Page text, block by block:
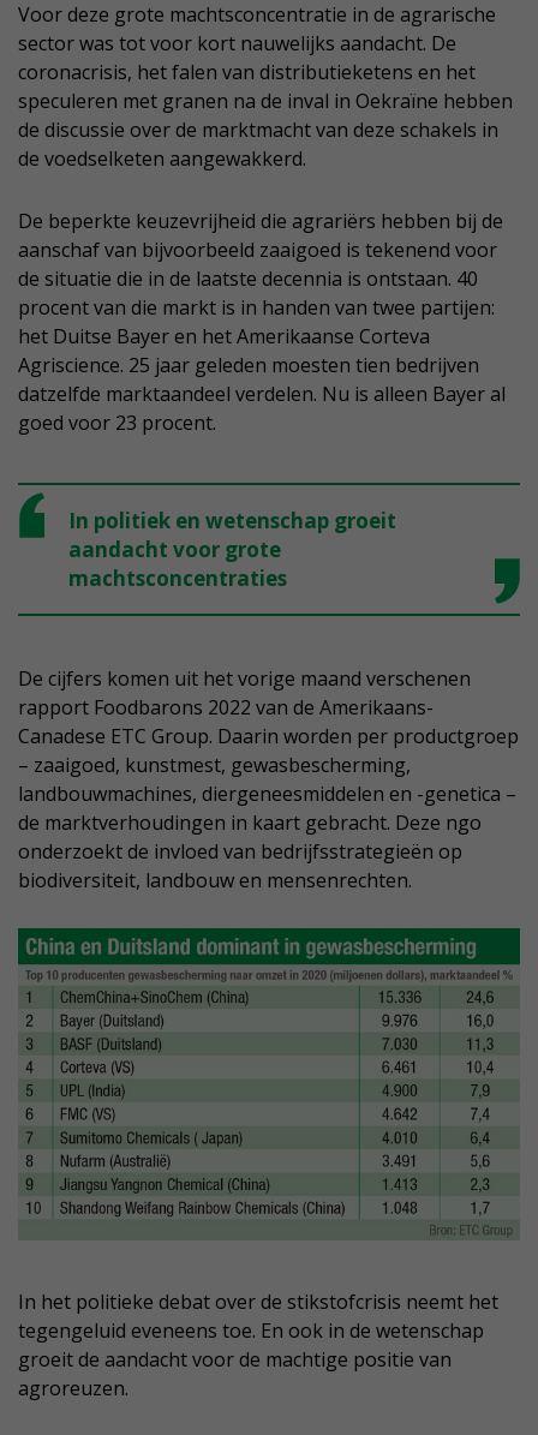
Voor deze grote machtsconcentratie in de agrarische
sector was tot voor kort nauwelijks aandacht. De
coronacrisis, het falen van distributieketens en het
speculeren met granen na de inval in Oekraïne hebben
de discussie over de marktmacht van deze schakels in
de voedselketen aangewakkerd.
De beperkte keuzevrijheid die agrariërs hebben bij de
aanschaf van bijvoorbeeld zaaigoed is tekenend voor
de situatie die in de laatste decennia is ontstaan. 40
procent van die markt is in handen van twee partijen:
het Duitse Bayer en het Amerikaanse Corteva
Agriscience. 25 jaar geleden moesten tien bedrijven
datzelfde marktaandeel verdelen. Nu is alleen Bayer al
goed voor 23 procent.
In politiek en wetenschap groeit
aandacht voor grote
machtsconcentraties
De cijfers komen uit het vorige maand verschenen
rapport Foodbarons 2022 van de Amerikaans-
Canadese ETC Group. Daarin worden per productgroep
– zaaigoed, kunstmest, gewasbescherming,
landbouwmachines, diergeneesmiddelen en -genetica –
de marktverhoudingen in kaart gebracht. Deze ngo
onderzoekt de invloed van bedrijfsstrategieën op
biodiversiteit, landbouw en mensenrechten.
In het politieke debat over de stikstofcrisis neemt het
tegengeluid eveneens toe. En ook in de wetenschap
groeit de aandacht voor de machtige positie van
agroreuzen.